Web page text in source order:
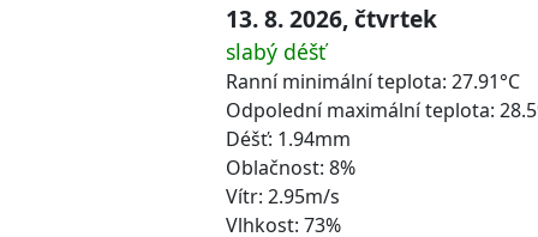
13. 8. 2026, čtvrtek
slabý déšť
Ranní minimální teplota: 27.91°C
Odpolední maximální teplota:
Déšť: 1.94mm
Oblačnost: 8%
Vítr: 2.95m/s
Vlhkost: 73%